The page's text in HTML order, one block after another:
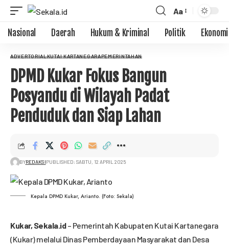
Aa
Nasional Daerah Hukum & Kriminal Politik Ekonomi
ADVERTORIALKUTAI KARTANEGARAPEMERINTAHAN
DPMD Kukar Fokus Bangun
Posyandu di Wilayah Padat
Penduduk dan Siap Lahan
BYREDAKSIPUBLISHED: SABTU, 12 APRIL 2025
Kepala DPMD Kukar, Arianto. (Foto: Sekala)
Kukar, Sekala.id– Pemerintah Kabupaten Kutai Kartanegara
(Kukar) melalui Dinas Pemberdayaan Masyarakat dan Desa